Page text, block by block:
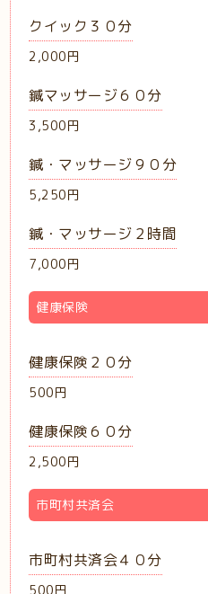
クイック３０分
2,000円
鍼マッサージ６０分
3,500円
鍼・マッサージ９０分
5,250円
鍼・マッサージ２時間
7,000円
健康保険
健康保険２０分
500円
健康保険６０分
2,500円
市町村共済会
市町村共済会４０分
500円